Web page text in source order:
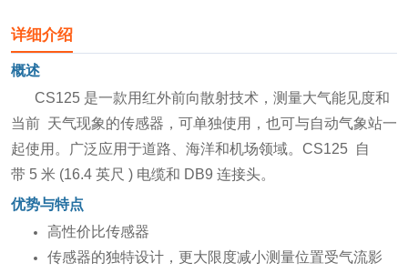
详细介绍
概述
CS125 是一款用红外前向散射技术，测量大气能见度和
当前 天气现象的传感器，可单独使用，也可与自动气象站一
起使用。广泛应用于道路、海洋和机场领域。CS125 自
带 5 米 (16.4 英尺 ) 电缆和 DB9 连接头。
优势与特点
高性价比传感器
传感器的独特设计，更大限度减小测量位置受气流影